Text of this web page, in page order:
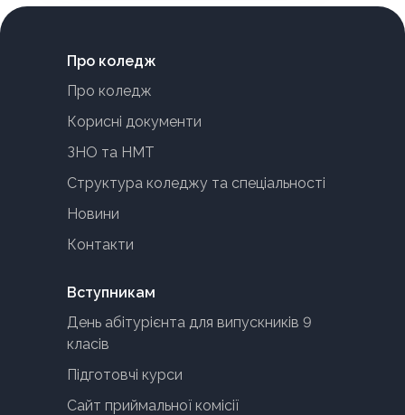
Про коледж
Про коледж
Корисні документи
ЗНО та НМТ
Структура коледжу та спеціальності
Новини
Контакти
Вступникам
День абітурієнта для випускників 9
класів
Підготовчі курси
Сайт приймальної комісії